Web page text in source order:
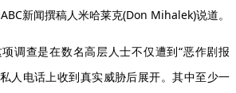
新闻撰稿人米哈莱克(Don Mihalek)说道。
查是在数名高层人士不仅遭到“恶作剧报
人电话上收到真实威胁后展开。其中至少一